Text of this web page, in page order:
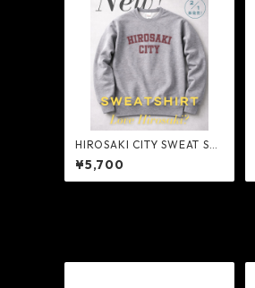
HIROSAKI CITY SWEAT SHI
RT - NextNatural
¥5,700